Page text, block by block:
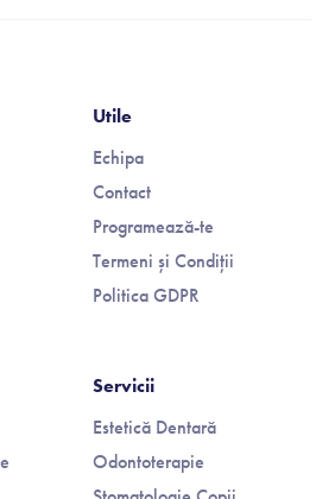
Utile
Echipa
Contact
Programează-te
Termeni și Condiții
Politica GDPR
Servicii
Estetică Dentară
Odontoterapie